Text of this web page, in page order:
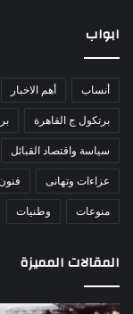
ابواب
أنساب أهم الاخبار
برتكول ج القاهرة
سياسة واقتصاد القبائل
عزاءات وتهانى
منوعات وطنيات
المقالات المميزة
مذبحة